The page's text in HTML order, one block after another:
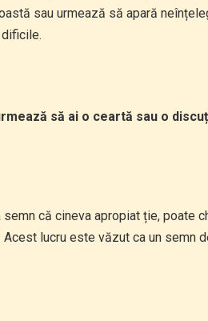
sau urmează să apară
să ai o ceartă sau o
că cineva apropiat ție, poate
lucru este văzut ca un semn